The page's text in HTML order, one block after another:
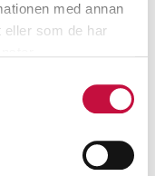
med annan
eller som de har